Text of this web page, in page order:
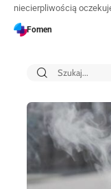
niecierpliwością
Fomen